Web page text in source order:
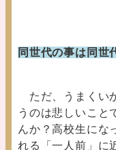
同世代の事は同世
ただ、うまくい
うのは悲しいこと
んか？高校生にな
れる「一人前」に